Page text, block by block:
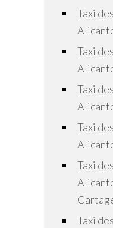
Taxi
Taxi
Taxi
Taxi
Taxi
Taxi